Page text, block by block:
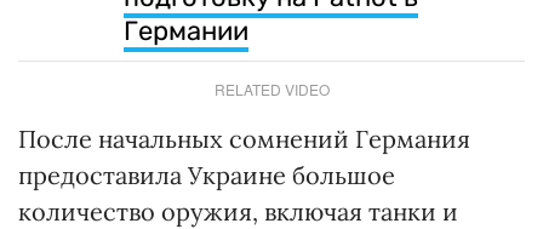
Германии
RELATED VIDEO
После начальных сомнений Германия
предоставила Украине большое
количество оружия, включая танки и